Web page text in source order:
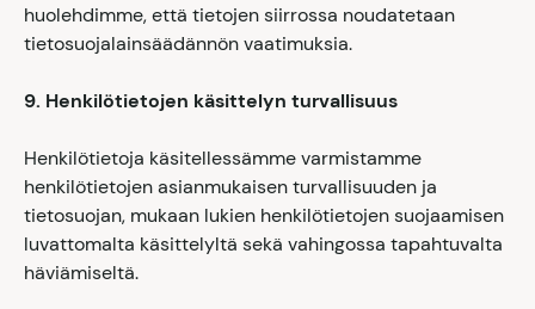
huolehdimme, että tietojen siirrossa noudatetaan
tietosuojalainsäädännön vaatimuksia.
9. Henkilötietojen käsittelyn turvallisuus
Henkilötietoja käsitellessämme varmistamme
henkilötietojen asianmukaisen turvallisuuden ja
tietosuojan, mukaan lukien henkilötietojen suojaamisen
luvattomalta käsittelyltä sekä vahingossa tapahtuvalta
häviämiseltä.